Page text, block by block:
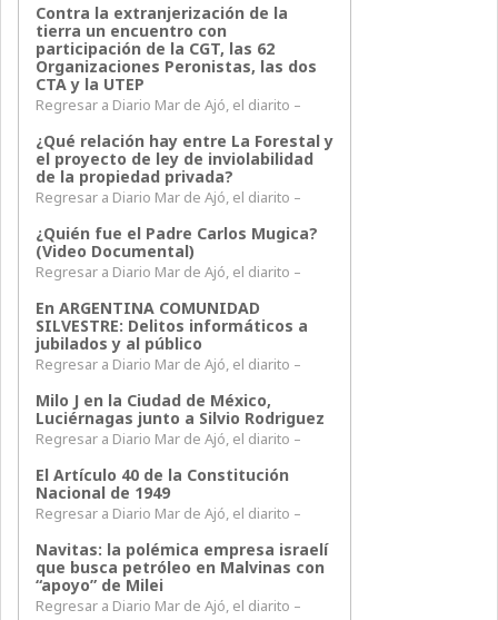
Contra la extranjerización de la
tierra un encuentro con
participación de la CGT, las 62
Organizaciones Peronistas, las dos
CTA y la UTEP
Regresar a Diario Mar de Ajó, el diarito –
¿Qué relación hay entre La Forestal y
el proyecto de ley de inviolabilidad
de la propiedad privada?
Regresar a Diario Mar de Ajó, el diarito –
¿Quién fue el Padre Carlos Mugica?
(Video Documental)
Regresar a Diario Mar de Ajó, el diarito –
En ARGENTINA COMUNIDAD
SILVESTRE: Delitos informáticos a
jubilados y al público
Regresar a Diario Mar de Ajó, el diarito –
Milo J en la Ciudad de México,
Luciérnagas junto a Silvio Rodriguez
Regresar a Diario Mar de Ajó, el diarito –
El Artículo 40 de la Constitución
Nacional de 1949
Regresar a Diario Mar de Ajó, el diarito –
Navitas: la polémica empresa israelí
que busca petróleo en Malvinas con
“apoyo” de Milei
Regresar a Diario Mar de Ajó, el diarito –